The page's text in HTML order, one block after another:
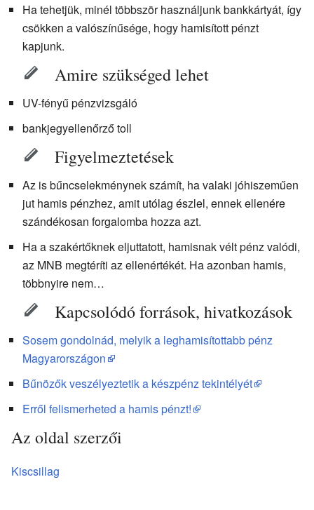
Ha tehetjük, minél többször használjunk bankkártyát, így
csökken a valószínűsége, hogy hamisított pénzt
kapjunk.
Amire szükséged lehet
UV-fényű pénzvizsgáló
bankjegyellenőrző toll
Figyelmeztetések
Az is bűncselekménynek számít, ha valaki jóhiszeműen
jut hamis pénzhez, amit utólag észlel, ennek ellenére
szándékosan forgalomba hozza azt.
Ha a szakértőknek eljuttatott, hamisnak vélt pénz valódi,
az MNB megtéríti az ellenértékét. Ha azonban hamis,
többnyire nem…
Kapcsolódó források, hivatkozások
Sosem gondolnád, melyik a leghamisítottabb pénz
Magyarországon
Bűnözők veszélyeztetik a készpénz tekintélyét
Erről felismerheted a hamis pénzt!
Az oldal szerzői
Kiscsillag